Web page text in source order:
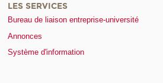
LES SERVICES
Bureau de liaison entreprise-université
Annonces
Système d'information